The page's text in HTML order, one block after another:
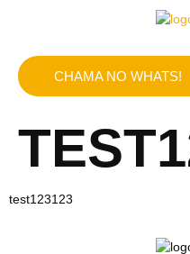
CHAMA NO WHATS!
test123123